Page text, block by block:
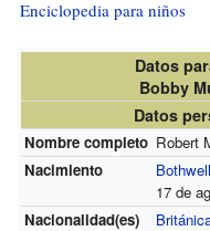
Enciclopedia para niños
Datos
Bobby
Datos
Nombre completo Robert
Nacimiento
Bothwell
17 de
Nacionalidad(es)